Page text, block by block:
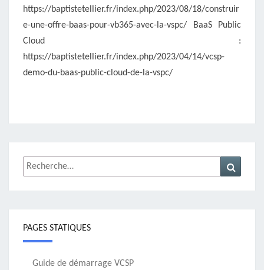
https://baptistetellier.fr/index.php/2023/08/18/construir
e-une-offre-baas-pour-vb365-avec-la-vspc/ BaaS Public
Cloud :
https://baptistetellier.fr/index.php/2023/04/14/vcsp-
demo-du-baas-public-cloud-de-la-vspc/
Rechercher :
PAGES STATIQUES
Guide de démarrage VCSP